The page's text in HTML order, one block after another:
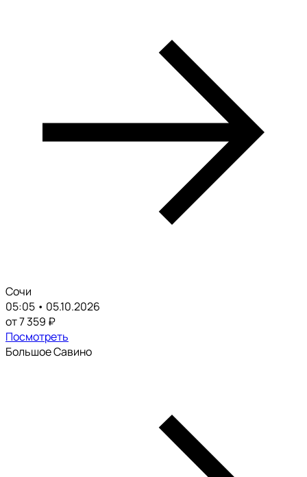
Сочи
05:05 • 05.10.2026
от 7 359 ₽
Посмотреть
Большое Савино